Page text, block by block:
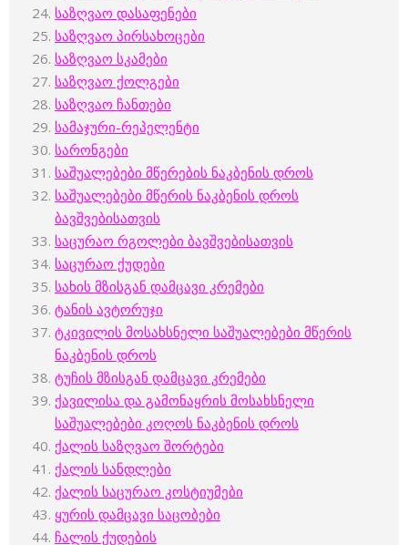
საზღვაო დასაფენები
საზღვაო პირსახოცები
საზღვაო სკამები
საზღვაო ქოლგები
საზღვაო ჩანთები
სამაჯური-რეპელენტი
სარონგები
საშუალებები მწერების ნაკბენის დროს
საშუალებები მწერის ნაკბენის დროს
ბავშვებისათვის
საცურაო რგოლები ბავშვებისათვის
საცურაო ქუდები
სახის მზისგან დამცავი კრემები
ტანის ავტორუჯი
ტკივილის მოსახსნელი საშუალებები მწერის
ნაკბენის დროს
ტუჩის მზისგან დამცავი კრემები
ქავილისა და გამონაყრის მოსახსნელი
საშუალებები კოღოს ნაკბენის დროს
ქალის საზღვაო შორტები
ქალის სანდლები
ქალის საცურაო კოსტიუმები
ყურის დამცავი საცობები
ჩალის ქუდების